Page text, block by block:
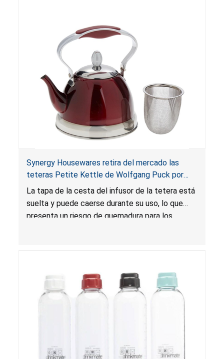
Synergy Housewares retira del mercado las
teteras Petite Kettle de Wolfgang Puck por
riesgo de quemadura; vendidas en HSN
La tapa de la cesta del infusor de la tetera está
suelta y puede caerse durante su uso, lo que
presenta un riesgo de quemadura para los